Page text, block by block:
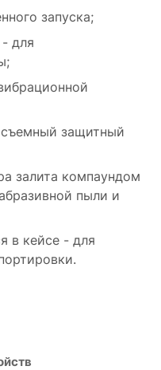
запуска;
для
защитный
залита компаундом
пыли и
в кейсе - для